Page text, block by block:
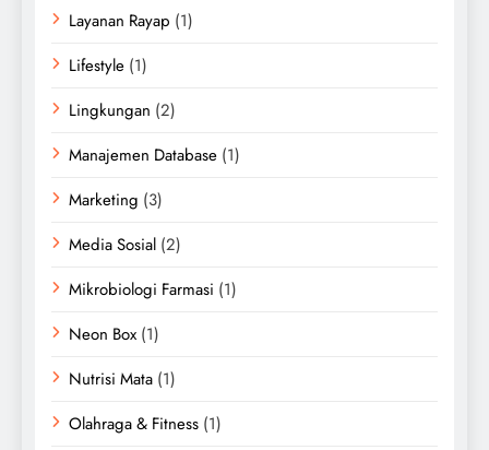
Layanan Rayap (1)
Lifestyle (1)
Lingkungan (2)
Manajemen Database (1)
Marketing (3)
Media Sosial (2)
Mikrobiologi Farmasi (1)
Neon Box (1)
Nutrisi Mata (1)
Olahraga & Fitness (1)